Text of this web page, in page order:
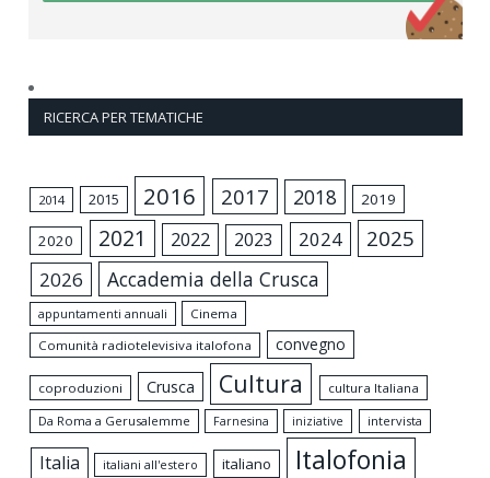
RICERCA PER TEMATICHE
2014 2015 2016 2017 2018 2019
2020 2021 2022 2023 2024 2025
2026 Accademia della Crusca
appuntamenti annuali
Cinema
Comunità radiotelevisiva italofona
convegno
coproduzioni Crusca Cultura
cultura Italiana
Da Roma a Gerusalemme
Farnesina iniziative intervista
Italia italiani all'estero italiano Italofonia